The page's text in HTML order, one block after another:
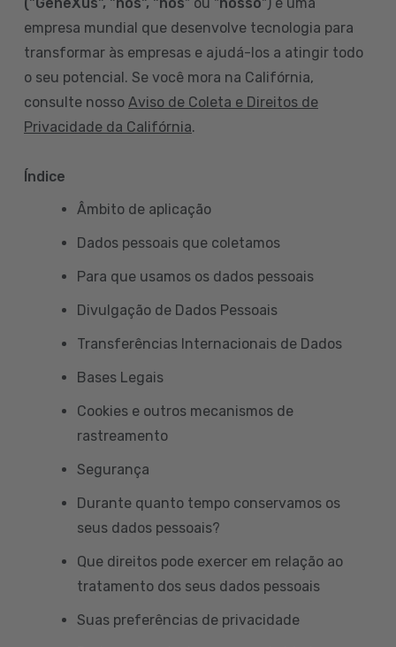
empresa mundial que desenvolve tecnologia para
transformar às empresas e ajudá-los a atingir todo
o seu potencial. Se você mora na Califórnia,
consulte nosso Aviso de Coleta e Direitos de
Privacidade da Califórnia.
Índice
Âmbito de aplicação
Dados pessoais que coletamos
Para que usamos os dados pessoais
Divulgação de Dados Pessoais
Transferências Internacionais de Dados
Bases Legais
Cookies e outros mecanismos de
rastreamento
Segurança
Durante quanto tempo conservamos os
seus dados pessoais?
Que direitos pode exercer em relação ao
tratamento dos seus dados pessoais
Suas preferências de privacidade